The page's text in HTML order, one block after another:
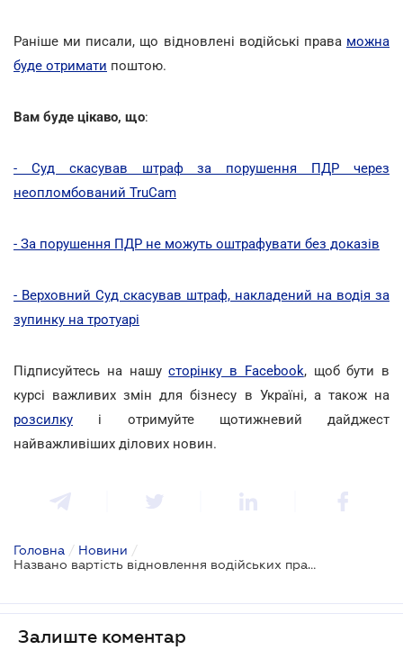
Раніше ми писали, що відновлені водійські права можна
буде отримати поштою.
Вам буде цікаво, що:
- Суд скасував штраф за порушення ПДР через
неопломбований TruCam
- За порушення ПДР не можуть оштрафувати без доказів
- Верховний Суд скасував штраф, накладений на водія за
зупинку на тротуарі
Підписуйтесь на нашусторінку в Facebook, щоб бути в
курсі важливих змін для бізнесу в Україні, а також на
розсилку і отримуйте щотижневий дайджест
найважливіших ділових новин.
Головна / Новини /
Названо вартість відновлення водійських прав онлайн
Залиште коментар